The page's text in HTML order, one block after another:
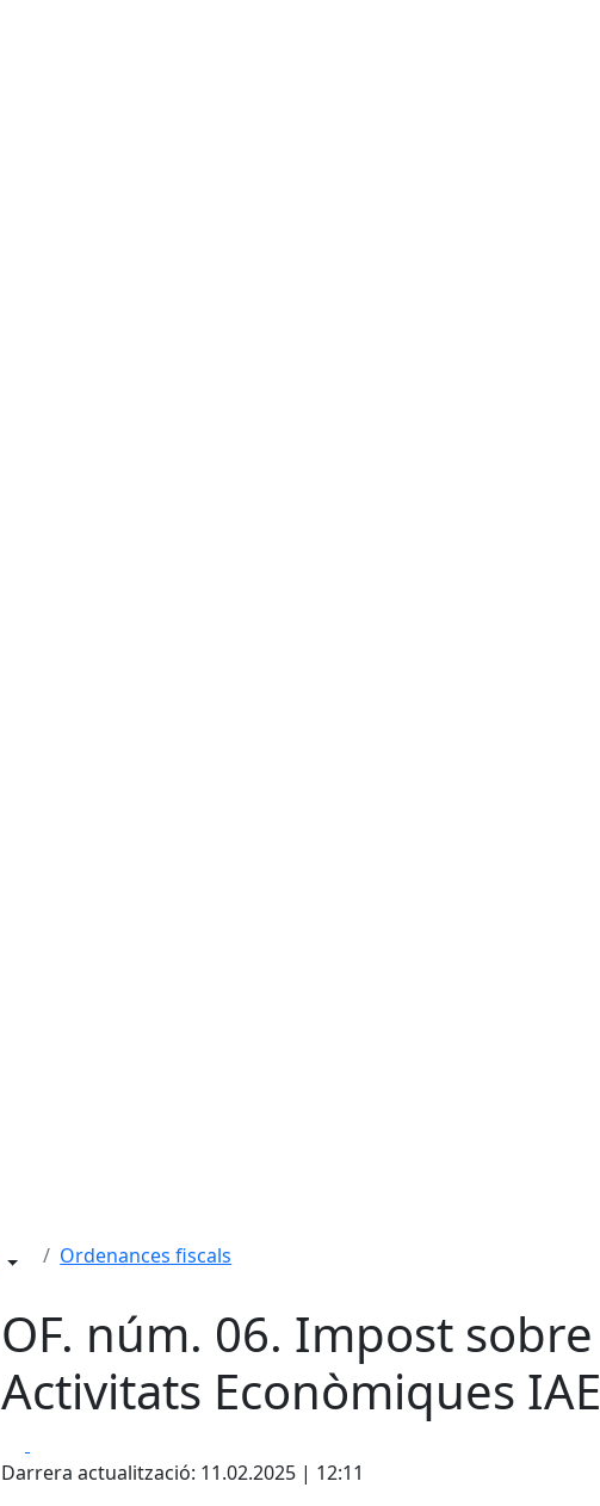
Ordenances fiscals
OF. núm. 06. Impost sobre
Activitats Econòmiques IAE
Darrera actualització: 11.02.2025 | 12:11